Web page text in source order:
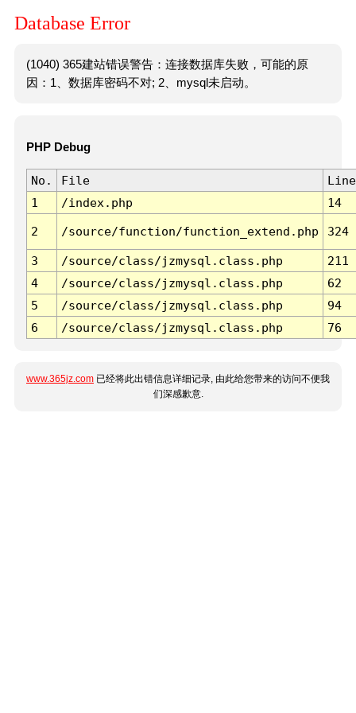
Database Error
(1040) 365建站错误警告：连接数据库失败，可能的原
因：1、数据库密码不对; 2、mysql未启动。
PHP Debug
No. File
Line
1
/index.php 14
2 /source/function/function_extend.php 324
3 /source/class/jzmysql.class.php
211
4
/source/class/jzmysql.class.php
62
5
/source/class/jzmysql.class.php
94
6
/source/class/jzmysql.class.php 76
www.365jz.com 已经将此出错信息详细记录, 由此给您带来的访问不便我
们深感歉意.